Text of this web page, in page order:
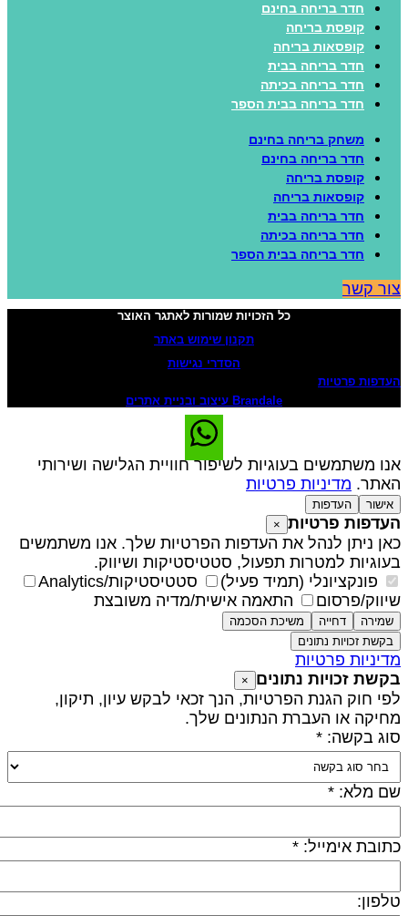
חדר בריחה בחינם
קופסת בריחה
קופסאות בריחה
חדר בריחה בבית
חדר בריחה בכיתה
חדר בריחה בבית הספר
משחק בריחה בחינם
חדר בריחה בחינם
קופסת בריחה
קופסאות בריחה
חדר בריחה בבית
חדר בריחה בכיתה
חדר בריחה בבית הספר
קשר
כל הזכויות שמורות לאתגר האוצר
תקנון שימוש באתר
הסדרי נגישות
פרטיות
Brandale עיצוב ובניית אתרים
משתמשים בעוגיות לשיפור חוויית הגלישה ושירותי
מדיניות פרטיות
אישור העדפות
פרטיות ×
ניתן לנהל את העדפות הפרטיות שלך. אנו משתמשים
למטרות תפעול, סטטיסטיקות ושיווק.
פונקציונלי (תמיד פעיל)
סטטיסטיקות/Analytics
פרסום
התאמה אישית/מדיה משובצת
שמירה דחייה
משיכת הסכמה
בקשת זכויות נתונים
פרטיות
זכויות נתונים
חוק הגנת הפרטיות, הנך זכאי לבקש עיון, תיקון,
או העברת הנתונים שלך.
בקשה: *
מלא: *
אימייל: *